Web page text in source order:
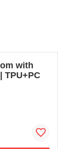
with
TPU+PC